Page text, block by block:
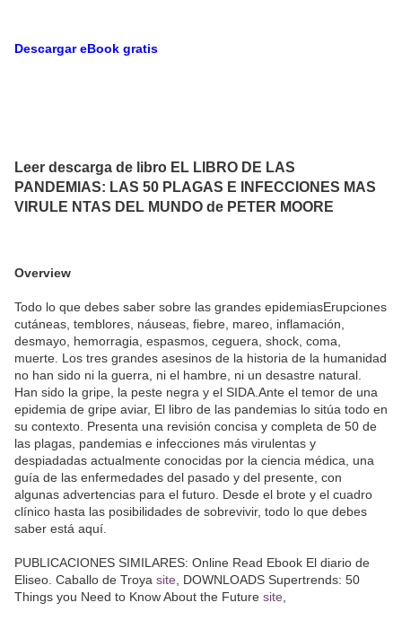
Descargar eBook gratis
Leer descarga de libro EL LIBRO DE LAS
PANDEMIAS: LAS 50 PLAGAS E INFECCIONES MAS
VIRULE NTAS DEL MUNDO de PETER MOORE
Overview
Todo lo que debes saber sobre las grandes epidemiasErupciones
cutáneas, temblores, náuseas, fiebre, mareo, inflamación,
desmayo, hemorragia, espasmos, ceguera, shock, coma,
muerte. Los tres grandes asesinos de la historia de la humanidad
no han sido ni la guerra, ni el hambre, ni un desastre natural.
Han sido la gripe, la peste negra y el SIDA.Ante el temor de una
epidemia de gripe aviar, El libro de las pandemias lo sitúa todo en
su contexto. Presenta una revisión concisa y completa de 50 de
las plagas, pandemias e infecciones más virulentas y
despiadadas actualmente conocidas por la ciencia médica, una
guía de las enfermedades del pasado y del presente, con
algunas advertencias para el futuro. Desde el brote y el cuadro
clínico hasta las posibilidades de sobrevivir, todo lo que debes
saber está aquí.
PUBLICACIONES SIMILARES: Online Read Ebook El diario de
Eliseo. Caballo de Troya site , DOWNLOADS Supertrends: 50
Things you Need to Know About the Future site